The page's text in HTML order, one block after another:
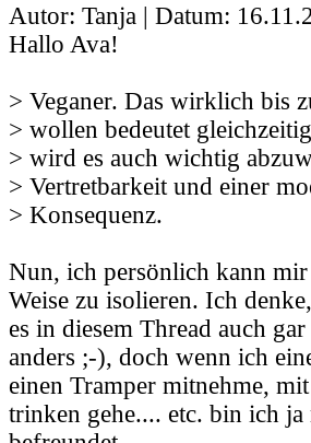
Autor: Tanja | Datum:
Hallo Ava!
> Veganer. Das wirklich bis
> wollen bedeutet
> wird es auch wichtig
> Vertretbarkeit und einer
> Konsequenz.
Nun, ich persönlich kann
Weise zu isolieren. Ich
es in diesem Thread auch
anders ;-), doch wenn ich
einen Tramper mitnehme,
trinken gehe.... etc. bin ich